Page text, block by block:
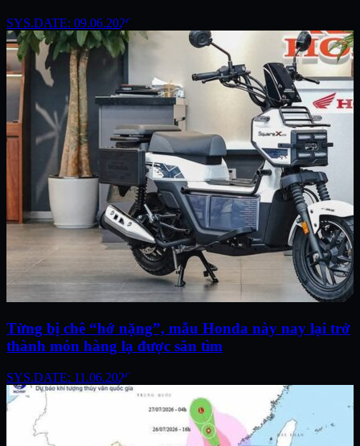
SYS.DATE: 09.06.2026
Từng bị chê “hớ nặng”, mẫu Honda này nay lại trở
thành món hàng lạ được săn tìm
SYS.DATE: 11.06.2026